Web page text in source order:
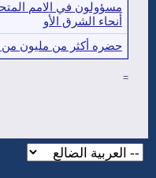
مسؤولون في الامم
أنحاء الشرق الأو
حضره أكثر من مليون من
=